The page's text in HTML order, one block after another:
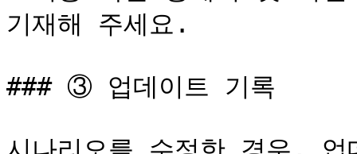
기재해 주세요.
### ③ 업데이트 기록